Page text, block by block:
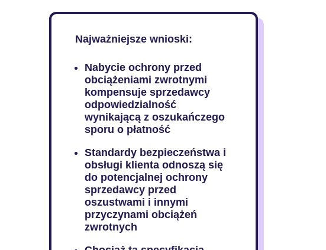
Najważniejsze wnioski:
Nabycie ochrony przed
obciążeniami zwrotnymi
kompensuje sprzedawcy
odpowiedzialność
wynikającą z oszukańczego
sporu o płatność
Standardy bezpieczeństwa i
obsługi klienta odnoszą się
do potencjalnej ochrony
sprzedawcy przed
oszustwami i innymi
przyczynami obciążeń
zwrotnych